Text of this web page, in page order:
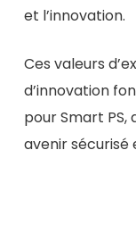
et l’innovation.
Ces valeurs
d’innovation
pour Smart PS,
avenir sécurisé